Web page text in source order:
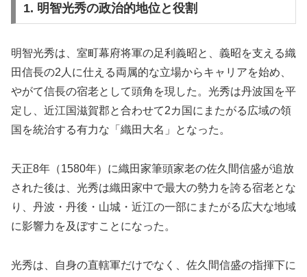
1. 明智光秀の政治的地位と役割
明智光秀は、室町幕府将軍の足利義昭と、義昭を支える織
田信長の2人に仕える両属的な立場からキャリアを始め、
やがて信長の宿老として頭角を現した。光秀は丹波国を平
定し、近江国滋賀郡と合わせて2カ国にまたがる広域の領
国を統治する有力な「織田大名」となった。
天正8年（1580年）に織田家筆頭家老の佐久間信盛が追放
された後は、光秀は織田家中で最大の勢力を誇る宿老とな
り、丹波・丹後・山城・近江の一部にまたがる広大な地域
に影響力を及ぼすことになった。
光秀は、自身の直轄軍だけでなく、佐久間信盛の指揮下に